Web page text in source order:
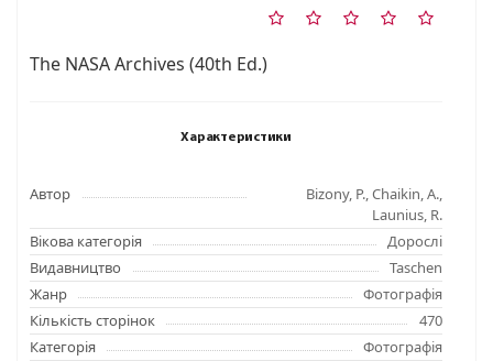
The NASA Archives (40th Ed.)
Характеристики
Автор
Bizony, P., Chaikin, A.,
Launius, R.
Вікова категорія
Дорослі
Видавництво
Taschen
Жанр
Фотографія
Кількість сторінок
470
Категорія
Фотографія